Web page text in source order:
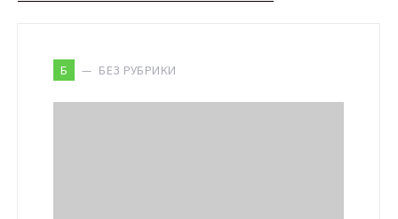
Б БЕЗ РУБРИКИ